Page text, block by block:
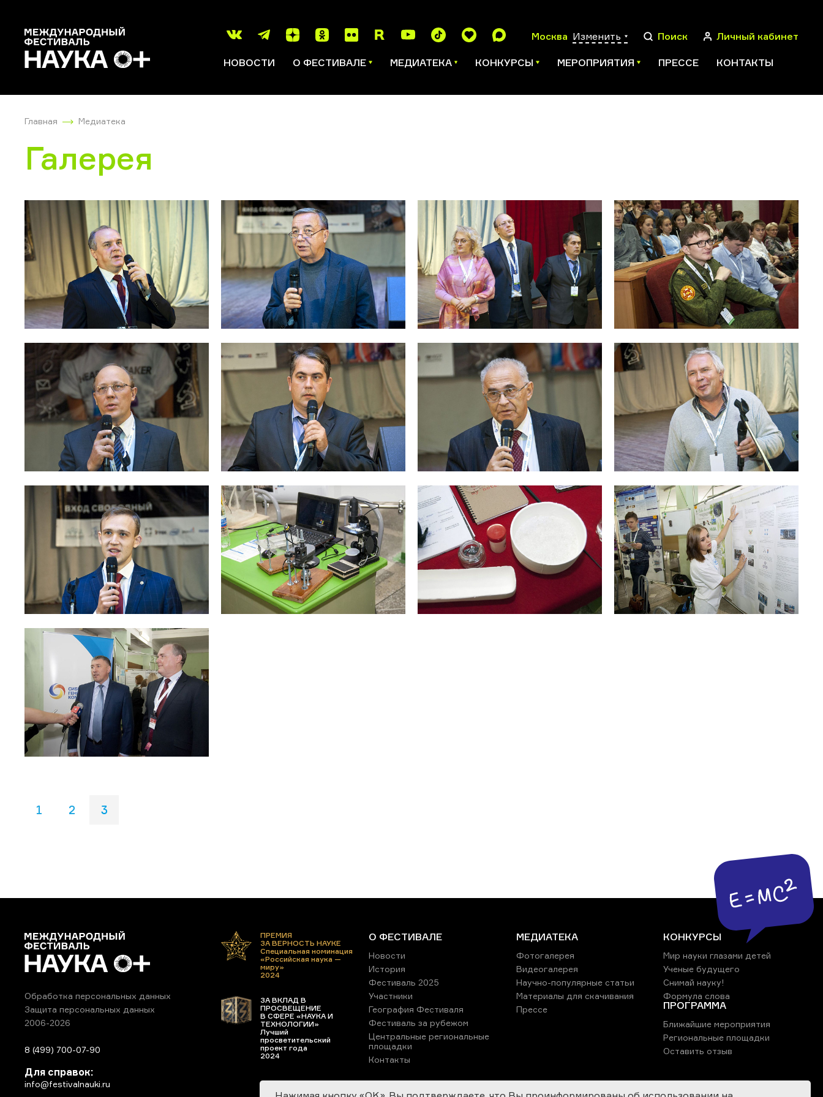
Москва Изменить Поиск Личный кабинет
НОВОСТИ О ФЕСТИВАЛЕ МЕДИАТЕКА КОНКУРСЫ МЕРОПРИЯТИЯ ПРЕССЕ КОНТАКТЫ
Главная Медиатека
Галерея
1 2 3
Обработка персональных данных
Защита персональных данных
2006-2026
8 (499) 700-07-90
Для справок:
info@festivalnauki.ru
ПРЕМИЯ
ЗА ВЕРНОСТЬ НАУКЕ
Специальная номинация
«Российская наука —
миру»
2024
ЗА ВКЛАД В
ПРОСВЕЩЕНИЕ
В СФЕРЕ «НАУКА И
ТЕХНОЛОГИИ»
Лучший
просветительский
проект года
2024
О ФЕСТИВАЛЕ
Новости
История
Фестиваль 2025
Участники
География Фестиваля
Фестиваль за рубежом
Центральные региональные
площадки
Контакты
МЕДИАТЕКА
Фотогалерея
Видеогалерея
Научно-популярные статьи
Материалы для скачивания
Прессе
КОНКУРСЫ
Мир науки глазами детей
Ученые будущего
Снимай науку!
Формула слова
ПРОГРАММА
Ближайшие мероприятия
Региональные площадки
Оставить отзыв